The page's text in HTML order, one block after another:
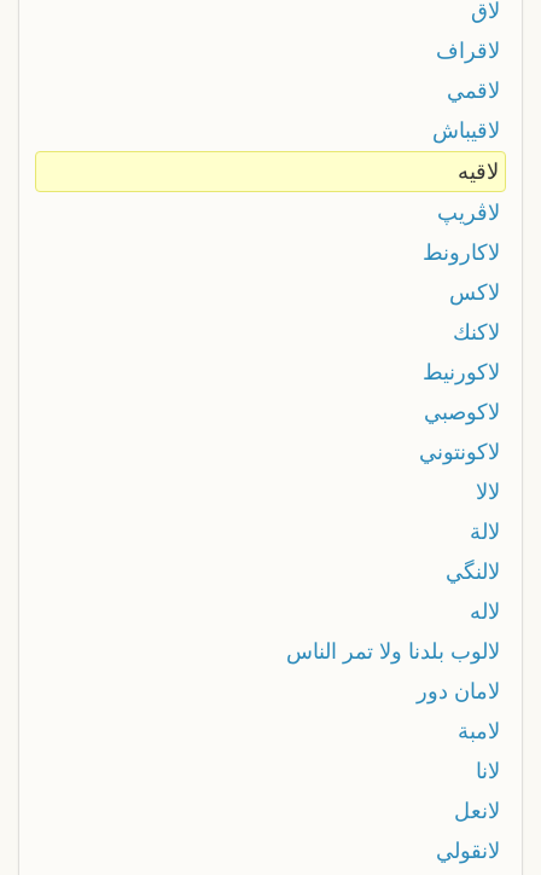
لاق
لاقراف
لاقمي
لاقيباش
لاقيه
لاڨريپ
لاكارونط
لاكس
لاكنك
لاكورنيط
لاكوصبي
لاكونتوني
لالا
لالة
لالنگي
لاله
لالوب بلدنا ولا تمر الناس
لامان دور
لامبة
لانا
لانعل
لانقولي